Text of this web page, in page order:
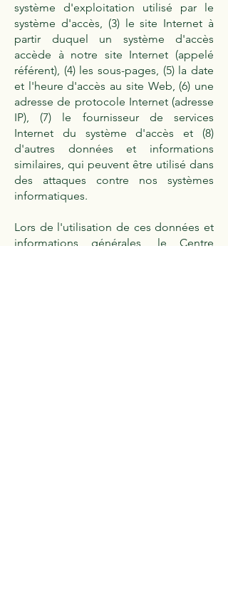
système d'exploitation utilisé par le
système d'accès, (3) le site Internet à
partir duquel un système d'accès
accède à notre site Internet (appelé
référent), (4) les sous-pages, (5) la date
et l'heure d'accès au site Web, (6) une
adresse de protocole Internet (adresse
IP), (7) le fournisseur de services
Internet du système d'accès et (8)
d'autres données et informations
similaires, qui peuvent être utilisé dans
des attaques contre nos systèmes
informatiques.
Lors de l'utilisation de ces données et
informations générales, le Centre